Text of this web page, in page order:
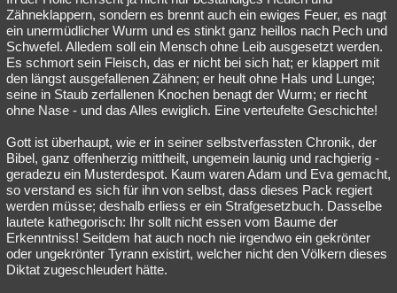
Zähneklappern, sondern es brennt auch ein ewiges Feuer, es nagt
ein unermüdlicher Wurm und es stinkt ganz heillos nach Pech und
Schwefel. Alledem soll ein Mensch ohne Leib ausgesetzt werden.
Es schmort sein Fleisch, das er nicht bei sich hat; er klappert mit
den längst ausgefallenen Zähnen; er heult ohne Hals und Lunge;
seine in Staub zerfallenen Knochen benagt der Wurm; er riecht
ohne Nase - und das Alles ewiglich. Eine verteufelte Geschichte!
Gott ist überhaupt, wie er in seiner selbstverfassten Chronik, der
Bibel, ganz offenherzig mittheilt, ungemein launig und rachgierig -
geradezu ein Musterdespot. Kaum waren Adam und Eva gemacht,
so verstand es sich für ihn von selbst, dass dieses Pack regiert
werden müsse; deshalb erliess er ein Strafgesetzbuch. Dasselbe
lautete kathegorisch: Ihr sollt nicht essen vom Baume der
Erkenntniss! Seitdem hat auch noch nie irgendwo ein gekrönter
oder ungekrönter Tyrann existirt, welcher nicht den Völkern dieses
Diktat zugeschleudert hätte.